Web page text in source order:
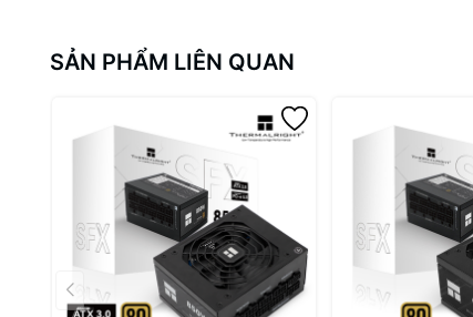
SẢN PHẨM LIÊN QUAN